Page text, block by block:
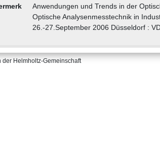
Anwendungen und Trends in der
Optische Analysenmesstechnik in
26.-27.September 2006 Düsseldorf :
der Helmholtz-Gemeinschaft